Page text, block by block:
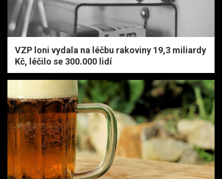
VZP loni vydala na léčbu rakoviny 19,3 miliardy
Kč, léčilo se 300.000 lidí